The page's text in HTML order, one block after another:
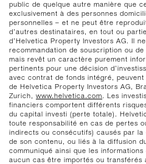
public de quelque autre manière que
exclusivement à des personnes
personnelles – et ne peut être
d’autres destinataires, en tout ou
d’Helvetica Property Investors AG. Il
recommandation de souscription ou
mais revêt un caractère purement
pertinents pour une décision
avec contrat de fonds intégré,
de Helvetica Property Investors AG,
Zurich, www.helvetica.com. Les
financiers comportent différents
du capital investi (perte totale).
toute responsabilité en cas de pertes
indirects ou consécutifs) causés par
de son contenu, ou liés à la diffusion
communiqué ainsi que les
aucun cas être importés ou transférés